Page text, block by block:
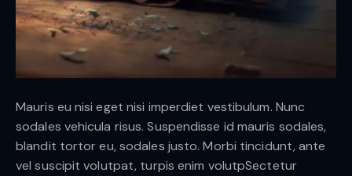
Mauris eu nisi eget nisi imperdiet vestibulum. Nunc
sodales vehicula risus. Suspendisse id mauris sodales,
blandit tortor eu, sodales justo. Morbi tincidunt, ante
vel suscipit volutpat, turpis enim volutpSectetur